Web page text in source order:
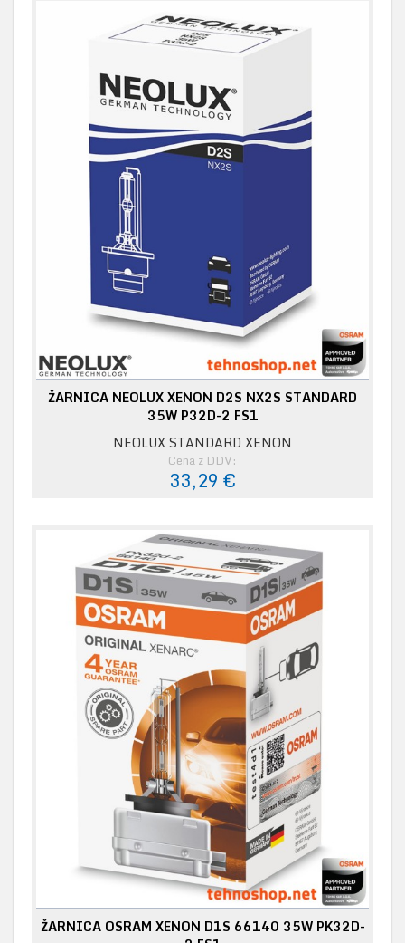
ŽARNICA NEOLUX XENON D2S NX2S STANDARD
35W P32D-2 FS1
NEOLUX STANDARD XENON
Cena z DDV:
33,29 €
ŽARNICA OSRAM XENON D1S 66140 35W PK32D-